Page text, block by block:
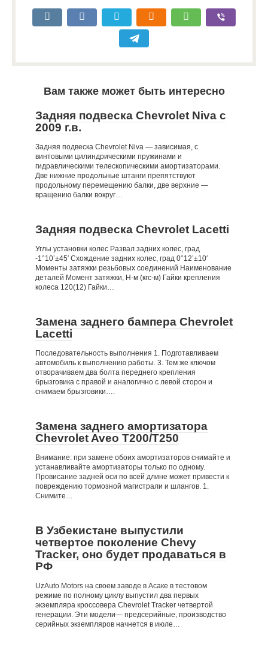
Вам также может быть интересно
Задняя подвеска Chevrolet Niva с
2009 г.в.
Задняя подвеска Chevrolet Niva — зависимая, с
винтовыми цилиндрическими пружинами и
гидравлическими телескопическими амортизаторами.
Две нижние продольные штанги препятствуют
продольному перемещению балки, две верхние —
вращению балки вокруг…
Задняя подвеска Chevrolet Lacetti
Углы установки колес Развал задних колес, град
-1°10’±45′ Схождение задних колес, град 0°12’±10′
Моменты затяжки резьбовых соединений Наименование
деталей Момент затяжки, Н-м (кгс-м) Гайки крепления
колеса 120(12) Гайки…
Замена заднего бампера Chevrolet
Lacetti
Последовательность выполнения 1. Подготавливаем
автомобиль к выполнению работы. 3. Тем же ключом
отворачиваем два болта переднего крепления
брызговика с правой и аналогично с левой сторон и
снимаем брызговики….
Замена заднего амортизатора
Chevrolet Aveo T200/T250
Внимание: при замене обоих амортизаторов снимайте и
устанавливайте амортизаторы только по одному.
Провисание задней оси по всей длине может привести к
повреждению тормозной магистрали и шлангов. 1.
Снимите…
В Узбекистане выпустили
четвертое поколение Chevy
Tracker, оно будет продаваться в
РФ
UzAuto Motors на своем заводе в Асаке в тестовом
режиме по полному циклу выпустил два первых
экземпляра кроссовера Chevrolet Tracker четвертой
генерации. Эти модели— предсерийные, производство
серийных экземпляров начнется в июле…